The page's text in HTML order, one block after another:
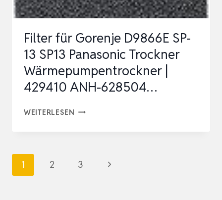
WÄRMEPUMPENTRO…
Filter für Gorenje D9866E SP-
13 SP13 Panasonic Trockner
Wärmepumpentrockner |
429410 ANH-628504…
WEITERLESEN FILTER
SP-
Seitennavigation
1 2 3
Nächste